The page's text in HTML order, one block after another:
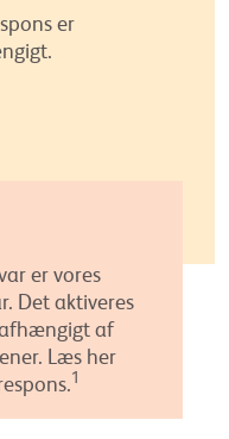
er
er vores
Det aktiveres
afhængigt af
Læs her
1